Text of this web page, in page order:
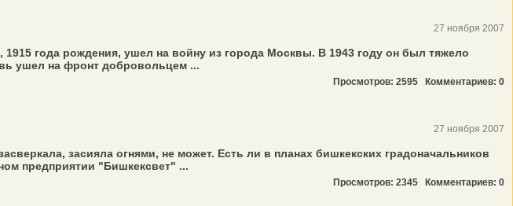
27 ноября 2007
года рождения, ушел на войну из города Москвы. В 1943 году он был тяжело
ушел на фронт добровольцем ...
Просмотров: 2595 Комментариев: 0
27 ноября 2007
засияла огнями, не может. Есть ли в планах бишкекских градоначальников
предприятии "Бишкексвет" ...
Просмотров: 2345 Комментариев: 0